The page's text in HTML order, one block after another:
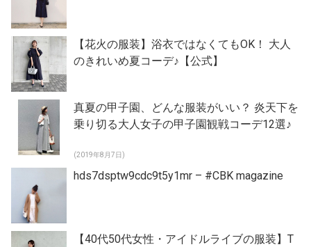
【花火の服装】浴衣ではなくてもOK！ 大人
のきれいめ夏コーデ♪【公式】
真夏の甲子園、どんな服装がいい？ 炎天下を
乗り切る大人女子の甲子園観戦コーデ12選♪
(2019年8月7日)
hds7dsptw9cdc9t5y1mr – #CBK magazine
【40代50代女性・アイドルライブの服装】T